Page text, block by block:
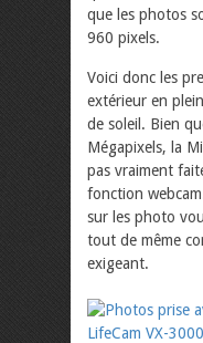
que les photos
960 pixels.
Voici donc les
extérieur en
de soleil. Bien
Mégapixels, la
pas vraiment
fonction
sur les photo
tout de même
exigeant.